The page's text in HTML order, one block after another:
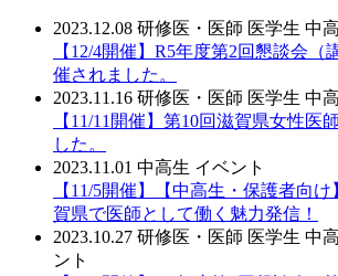
2023.12.08 研修医・医師 医学生 中
【12/4開催】R5年度第2回懇談会（
催されました。
2023.11.16 研修医・医師 医学生 中
【11/11開催】第10回滋賀県女性医
した。
2023.11.01 中高生 イベント
【11/5開催】【中高生・保護者向
賀県で医師として働く魅力発信！
2023.10.27 研修医・医師 医学生 中
ント